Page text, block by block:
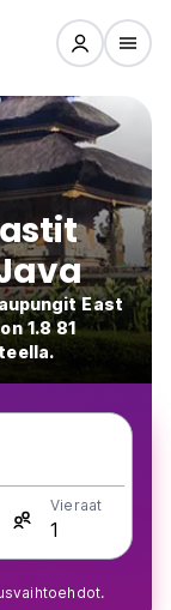
East
1.8 81
Vieraat